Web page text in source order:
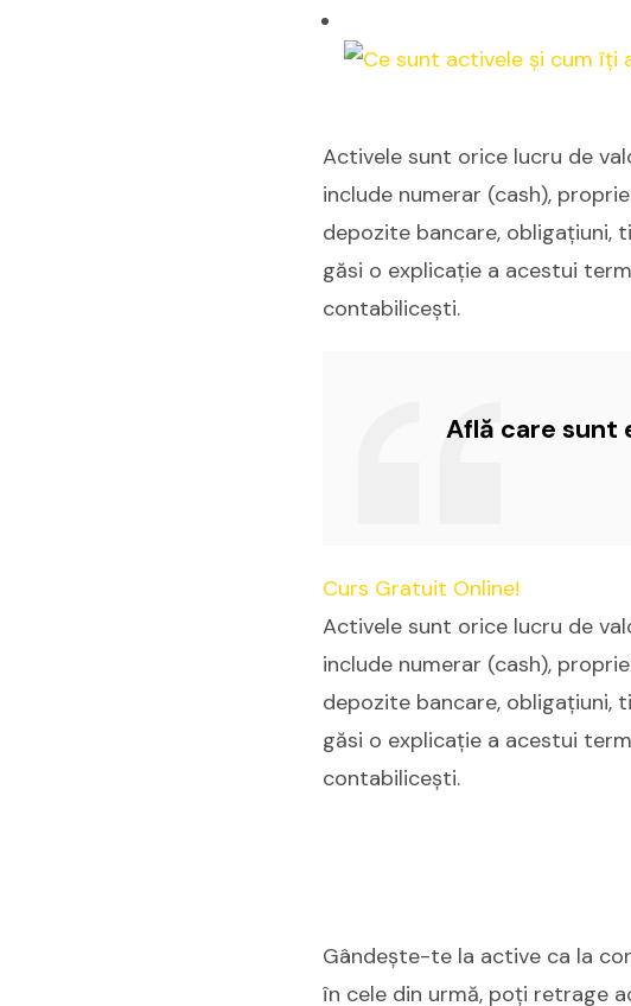
Activele sunt orice lucru de
include numerar (cash),
depozite bancare, obligațiuni,
găsi o explicație a acestui
contabilicești.
Află care sunt
Curs Gratuit Online!
Activele sunt orice lucru de
include numerar (cash),
depozite bancare, obligațiuni,
găsi o explicație a acestui
contabilicești.
Gândește-te la active ca la
în cele din urmă, poți retrage